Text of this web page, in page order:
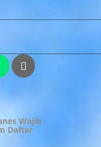
Wajib
Daftar